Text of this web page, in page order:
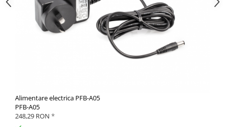
Alimentare electrica PFB-A05
PFB-A05
248,29 RON *